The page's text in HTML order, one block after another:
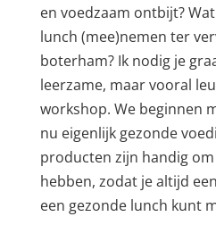
en voedzaam ontbijt?
lunch (mee)nemen ter
boterham? Ik nodig je
leerzame, maar vooral
workshop. We beginnen
nu eigenlijk gezonde
producten zijn handig
hebben, zodat je altijd
een gezonde lunch kunt